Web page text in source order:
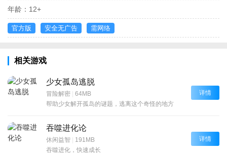
年龄： 12+
官方版 安全无广告 需网络
相关游戏
少女孤岛逃脱
冒险解密 | 64MB
帮助少女解开孤岛的谜题，逃离这个奇怪的地方
详情
吞噬进化论
休闲益智 | 191MB
吞噬进化，快速成长
详情